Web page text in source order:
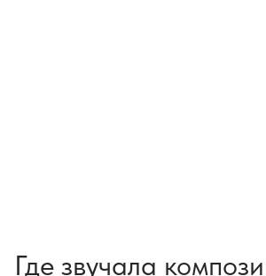
Где звучала